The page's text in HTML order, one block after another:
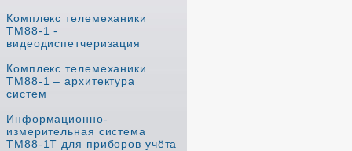
Комплекс телемеханики
ТМ88-1 -
видеодиспетчеризация
Комплекс телемеханики
ТМ88-1 – архитектура
систем
Информационно-
измерительная система
ТМ88-1Т для приборов учёта